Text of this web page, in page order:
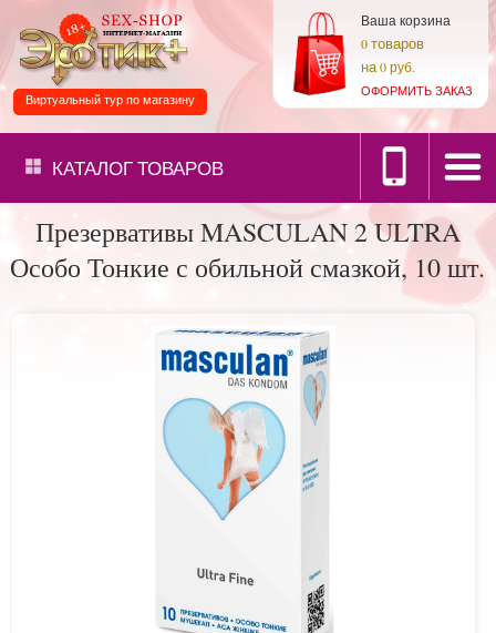
Ваша корзина
0товаров
на0 руб.
ОФОРМИТЬ ЗАКАЗ
Виртуальный тур по магазину
КАТАЛОГТОВАРОВ
Презервативы MASCULAN 2 ULTRA
Особо Тонкие с обильной смазкой, 10 шт.